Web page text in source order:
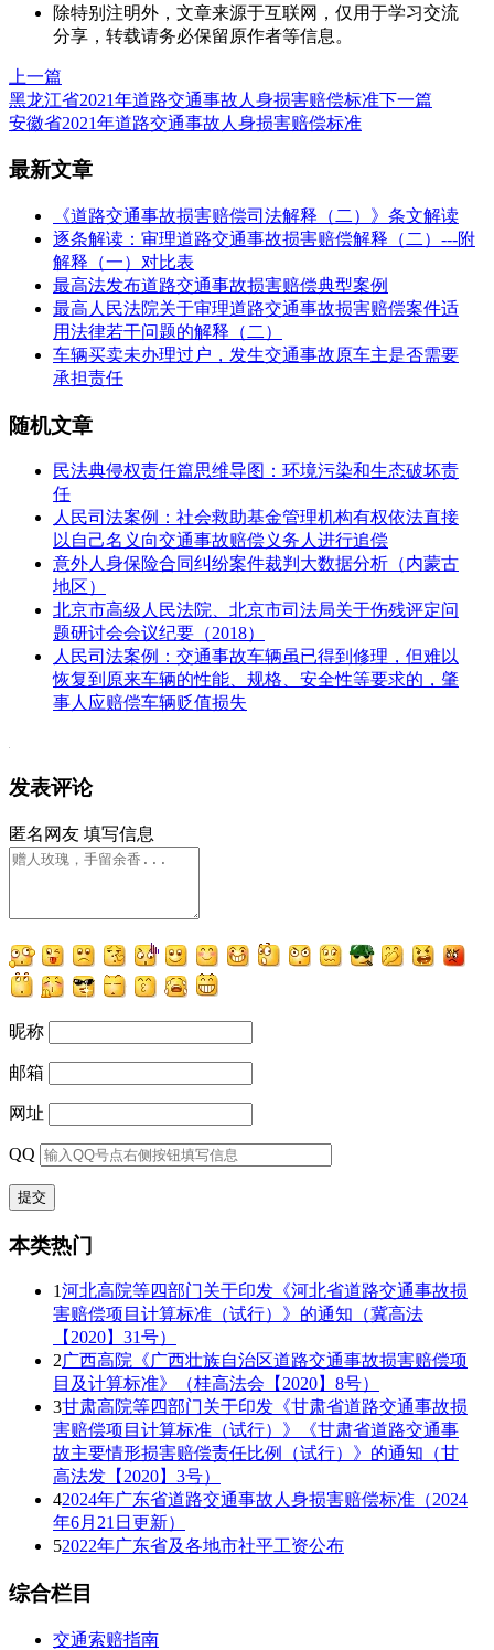
除特别注明外，文章来源于互联网，仅用于学习交流
分享，转载请务必保留原作者等信息。
上一篇
黑龙江省2021年道路交通事故人身损害赔偿标准下一篇
安徽省2021年道路交通事故人身损害赔偿标准
最新文章
《道路交通事故损害赔偿司法解释（二）》条文解读
逐条解读：审理道路交通事故损害赔偿解释（二）---附
解释（一）对比表
最高法发布道路交通事故损害赔偿典型案例
最高人民法院关于审理道路交通事故损害赔偿案件适
用法律若干问题的解释（二）
车辆买卖未办理过户，发生交通事故原车主是否需要
承担责任
随机文章
民法典侵权责任篇思维导图：环境污染和生态破坏责
任
人民司法案例：社会救助基金管理机构有权依法直接
以自己名义向交通事故赔偿义务人进行追偿
意外人身保险合同纠纷案件裁判大数据分析（内蒙古
地区）
北京市高级人民法院、北京市司法局关于伤残评定问
题研讨会会议纪要（2018）
人民司法案例：交通事故车辆虽已得到修理，但难以
恢复到原来车辆的性能、规格、安全性等要求的，肇
事人应赔偿车辆贬值损失
发表评论
匿名网友 填写信息
昵称
邮箱
网址
QQ
本类热门
1河北高院等四部门关于印发《河北省道路交通事故损
害赔偿项目计算标准（试行）》的通知（冀高法
【2020】31号）
2广西高院《广西壮族自治区道路交通事故损害赔偿项
目及计算标准》（桂高法会【2020】8号）
3甘肃高院等四部门关于印发《甘肃省道路交通事故损
害赔偿项目计算标准（试行）》《甘肃省道路交通事
故主要情形损害赔偿责任比例（试行）》的通知（甘
高法发【2020】3号）
42024年广东省道路交通事故人身损害赔偿标准（2024
年6月21日更新）
52022年广东省及各地市社平工资公布
综合栏目
交通索赔指南